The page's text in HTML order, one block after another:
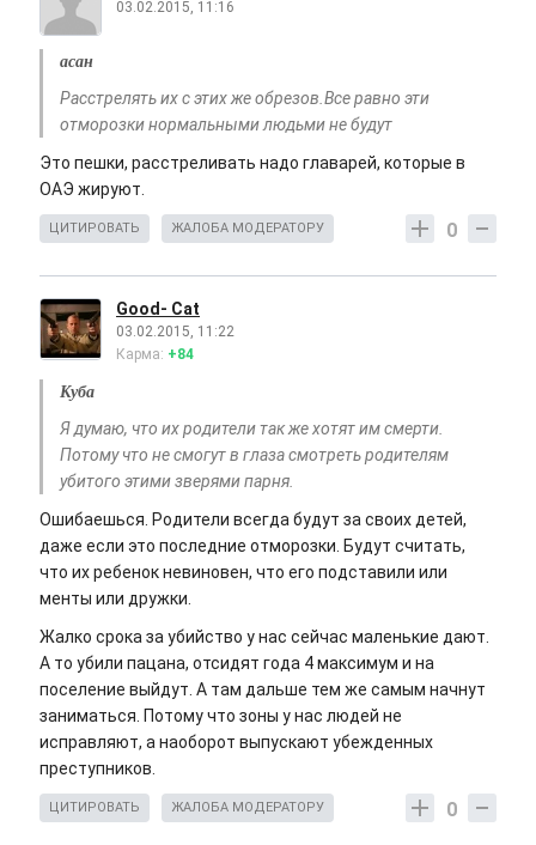
03.02.2015, 11:16
асан
Расстрелять их с этих же обрезов.Все равно эти
отморозки нормальными людьми не будут
Это пешки, расстреливать надо главарей, которые в
ОАЭ жируют.
0
ЦИТИРОВАТЬ ЖАЛОБА МОДЕРАТОРУ
Good- Cat
03.02.2015, 11:22
Карма: +84
Куба
Я думаю, что их родители так же хотят им смерти.
Потому что не смогут в глаза смотреть родителям
убитого этими зверями парня.
Ошибаешься. Родители всегда будут за своих детей,
даже если это последние отморозки. Будут считать,
что их ребенок невиновен, что его подставили или
менты или дружки.
Жалко срока за убийство у нас сейчас маленькие дают.
А то убили пацана, отсидят года 4 максимум и на
поселение выйдут. А там дальше тем же самым начнут
заниматься. Потому что зоны у нас людей не
исправляют, а наоборот выпускают убежденных
преступников.
0
ЦИТИРОВАТЬ ЖАЛОБА МОДЕРАТОРУ